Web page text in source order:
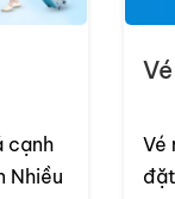
bay đi Ba Lan
vé Phổ
Krakow.
cạnh
Vé
đặt,